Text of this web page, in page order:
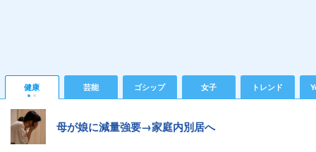
健康 芸能 ゴシップ 女子 トレンド
母が娘に減量強要→家庭内別居へ